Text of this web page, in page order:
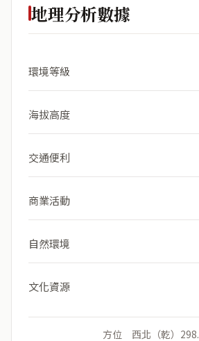
地理分析數據
環境等級
海拔高度
交通便利
商業活動
自然環境
文化資源
方位 西北（乾）